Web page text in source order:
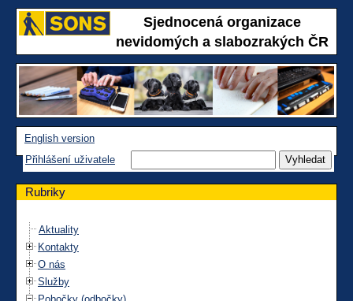
Sjednocená organizace
nevidomých a slabozrakých ČR
English version
Přihlášení uživatele
Rubriky
Aktuality
Kontakty
O nás
Služby